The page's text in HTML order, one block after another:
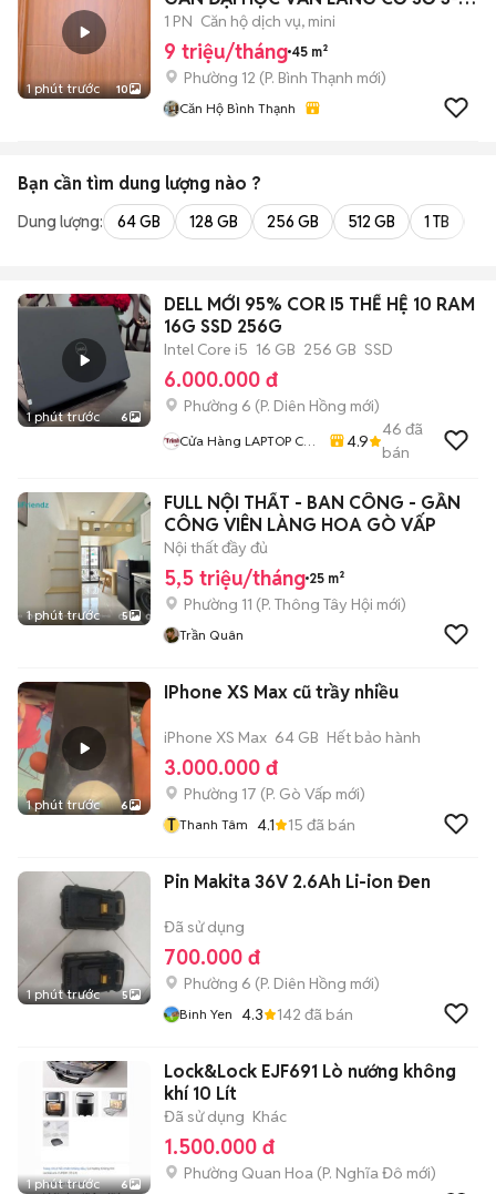
1 phút trước 10
FULL NT - ban công
1 PN Căn hộ dịch vụ, mini
9 triệu/tháng 45 m²
Phường 12 (P. Bình Thạnh mới)
Căn Hộ Bình Thạnh
Bạn cần tìm dung lượng nào ?
Dung lượng: 64 GB 128 GB 256 GB 512 GB 1 TB
1 phút trước 6
DELL MỚI 95% COR I5 THẾ HỆ 10 RAM
16G SSD 256G
Intel Core i5 16 GB 256 GB SSD
6.000.000 đ
Phường 6 (P. Diên Hồng mới)
Cửa Hàng LAPTOP Cũ
4.9
46 đã
bán
1 phút trước 5
FULL NỘI THẤT - BAN CÔNG - GẦN
CÔNG VIÊN LÀNG HOA GÒ VẤP
Nội thất đầy đủ
5,5 triệu/tháng 25 m²
Phường 11 (P. Thông Tây Hội mới)
Trần Quân
1 phút trước 6
IPhone XS Max cũ trầy nhiều
iPhone XS Max 64 GB Hết bảo hành
3.000.000 đ
Phường 17 (P. Gò Vấp mới)
T Thanh Tâm 4.1 15 đã bán
1 phút trước 5
Pin Makita 36V 2.6Ah Li-ion Đen
Đã sử dụng
700.000 đ
Phường 6 (P. Diên Hồng mới)
Binh Yen 4.3 142 đã bán
1 phút trước 6
Lock&Lock EJF691 Lò nướng không
khí 10 Lít
Đã sử dụng Khác
1.500.000 đ
Phường Quan Hoa (P. Nghĩa Đô mới)